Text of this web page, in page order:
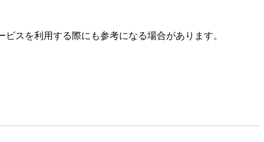
スを利用する際にも参考になる場合があります。